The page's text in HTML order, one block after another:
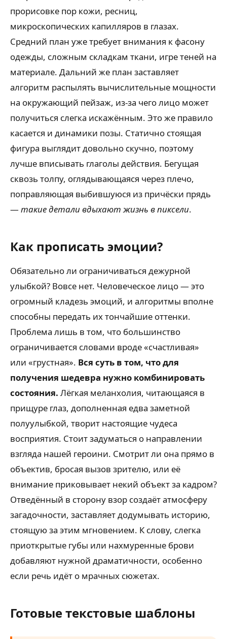
прорисовке пор кожи, ресниц,
микроскопических капилляров в глазах.
Средний план уже требует внимания к фасону
одежды, сложным складкам ткани, игре теней на
материале. Дальний же план заставляет
алгоритм распылять вычислительные мощности
на окружающий пейзаж, из-за чего лицо может
получиться слегка искажённым. Это же правило
касается и динамики позы. Статично стоящая
фигура выглядит довольно скучно, поэтому
лучше вписывать глаголы действия. Бегущая
сквозь толпу, оглядывающаяся через плечо,
поправляющая выбившуюся из причёски прядь
—такие детали вдыхают жизнь в пиксели.
Как прописать эмоции?
Обязательно ли ограничиваться дежурной
улыбкой? Вовсе нет. Человеческое лицо — это
огромный кладезь эмоций, и алгоритмы вполне
способны передать их тончайшие оттенки.
Проблема лишь в том, что большинство
ограничивается словами вроде «счастливая»
или «грустная». Вся суть в том, что для
получения шедевра нужно комбинировать
состояния. Лёгкая меланхолия, читающаяся в
прищуре глаз, дополненная едва заметной
полуулыбкой, творит настоящие чудеса
восприятия. Стоит задуматься о направлении
взгляда нашей героини. Смотрит ли она прямо в
объектив, бросая вызов зрителю, или её
внимание приковывает некий объект за кадром?
Отведённый в сторону взор создаёт атмосферу
загадочности, заставляет додумывать историю,
стоящую за этим мгновением. К слову, слегка
приоткрытые губы или нахмуренные брови
добавляют нужной драматичности, особенно
если речь идёт о мрачных сюжетах.
Готовые текстовые шаблоны